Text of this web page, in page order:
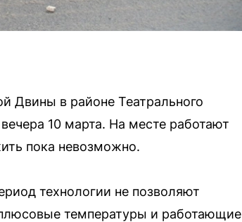
Двины в районе Театрального
10 марта. На месте работают
пока невозможно.
технологии не позволяют
температуры и работающие